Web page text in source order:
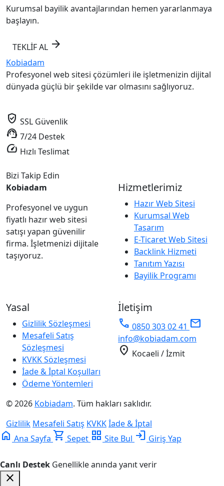
Kurumsal bayilik avantajlarından hemen yararlanmaya
başlayın.
TEKLİF AL arrow_forward
Kobiadam
Profesyonel web sitesi çözümleri ile işletmenizin dijital
dünyada güçlü bir şekilde var olmasını sağlıyoruz.
verified_user SSL Güvenlik
support_agent 7/24 Destek
speed Hızlı Teslimat
Bizi Takip Edin
Kobiadam
Profesyonel ve uygun
fiyatlı hazır web sitesi
satışı yapan güvenilir
firma. İşletmenizi dijitale
taşıyoruz.
Hizmetlerimiz
Hazır Web Sitesi
Kurumsal Web
Tasarım
E-Ticaret Web Sitesi
Backlink Hizmeti
Tanıtım Yazısı
Bayilik Programı
Yasal
Gizlilik Sözleşmesi
Mesafeli Satış
Sözleşmesi
KVKK Sözleşmesi
İade & İptal Koşulları
Ödeme Yöntemleri
İletişim
phone 0850 303 02 41 mail
info@kobiadam.com
location_on Kocaeli / İzmit
© 2026 Kobiadam. Tüm hakları saklıdır.
Gizlilik Mesafeli Satış KVKKİade & İptal
home Ana Sayfa shopping_cart Sepet grid_view Site Bul login Giriş Yap
Canlı Destek Genellikle anında yanıt verir
close